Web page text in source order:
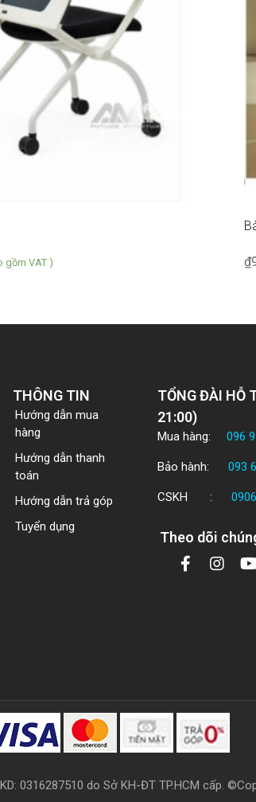
gồm VAT ) ₫
THÔNG TIN
Hướng dẫn mua
hàng
Hướng dẫn thanh
toán
Hướng dẫn trả góp
Tuyển dụng
TỔNG ĐÀI HỖ
21:00)
Mua hàng: 096
Bảo hành: 093
CSKH :
Theo dõi
0316287510 do Sở KH-ĐT TP.HCM cấp.